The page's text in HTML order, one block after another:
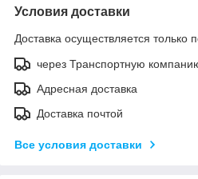
Условия доставки
Доставка осуществляется только
через Транспортную
Адресная доставка
Доставка почтой
Все условия доставки